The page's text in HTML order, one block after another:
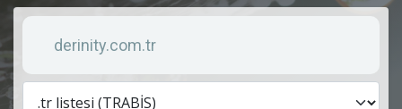
Anahtar kelime